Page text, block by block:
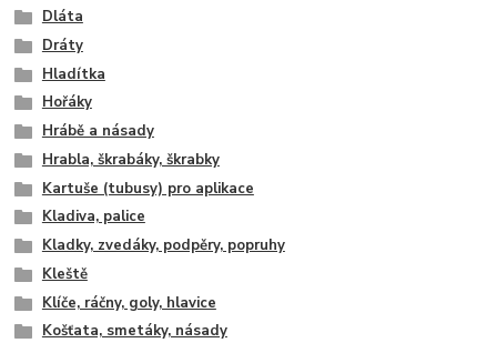
Dláta
Dráty
Hladítka
Hořáky
Hrábě a násady
Hrabla, škrabáky, škrabky
Kartuše (tubusy) pro aplikace
Kladiva, palice
Kladky, zvedáky, podpěry, popruhy
Kleště
Klíče, ráčny, goly, hlavice
Košťata, smetáky, násady